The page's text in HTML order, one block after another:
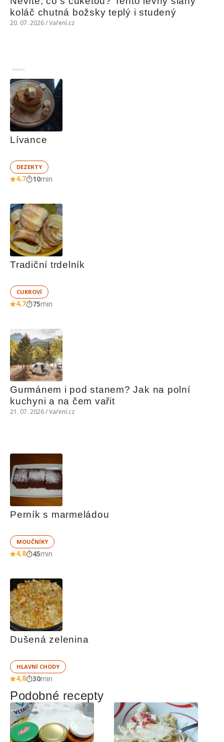
koláč chutná božsky teplý i studený
20. 07. 2026 / Vaření.cz
Reklama
Lívance
DEZERTY
4,7 10min
Tradiční trdelník
CUKROVÍ
4,7 75min
Gurmánem i pod stanem? Jak na polní
kuchyni a na čem vařit
21. 07. 2026 / Vaření.cz
Perník s marmeládou
MOUČNÍKY
4,8 45min
Dušená zelenina
HLAVNÍ CHODY
4,8 30min
Podobné recepty